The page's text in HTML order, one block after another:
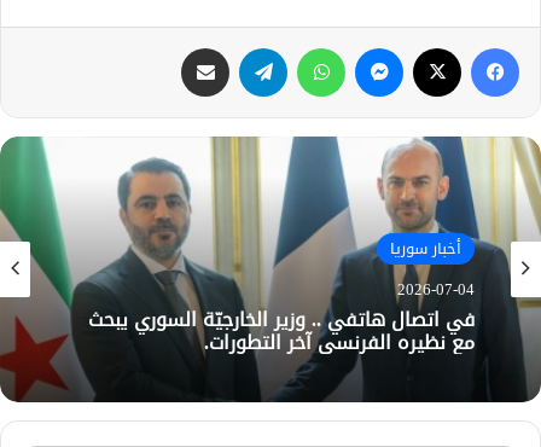
فيسبوك ماسنجر واتساب تيلقرام
أخبار سوريا
2026-07-04
في اتصال هاتفي .. وزير الخارجيّة السوري يبحث
مع نظيره الفرنسي آخر التطورات.